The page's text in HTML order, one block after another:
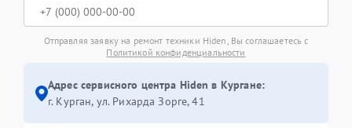
Отправляя заявку на ремонт техники Hiden, Вы соглашаетесь с
Политикой конфиденциальности
Адрес сервисного центра Hiden в Кургане:
г. Курган, ул. Рихарда Зорге, 41